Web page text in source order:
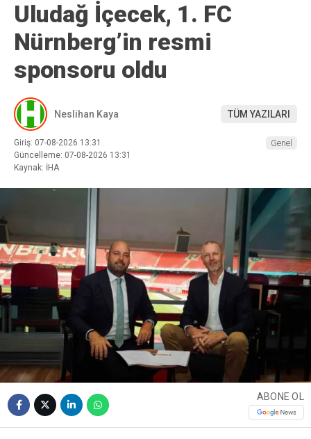
Uludağ İçecek, 1. FC
Nürnberg’in resmi
sponsoru oldu
Neslihan Kaya TÜM YAZILARI
Giriş: 07-08-2026 13:31
Güncelleme: 07-08-2026 13:31
Kaynak: İHA
Genel
ABONE OL